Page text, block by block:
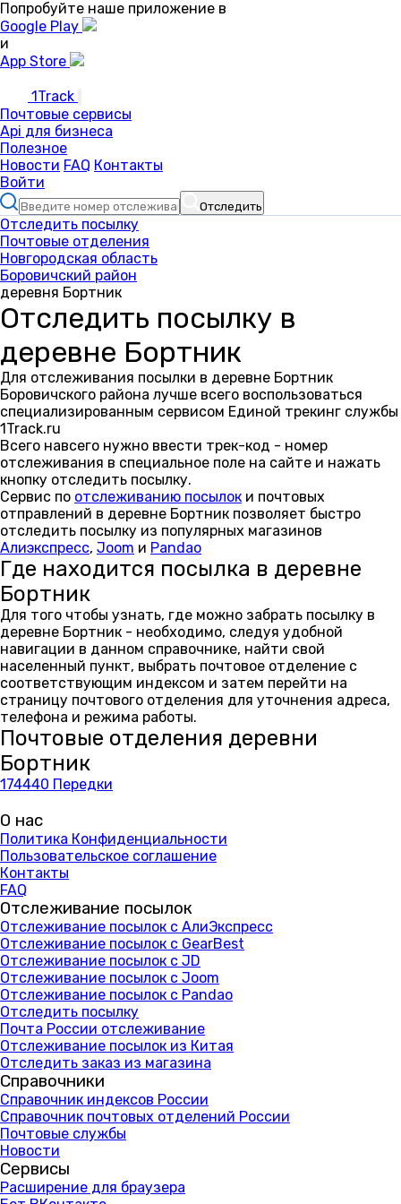
Попробуйте наше приложение в
Google Play
и
App Store
1Track
Почтовые сервисы
Api для бизнеса
Полезное
Новости FAQ Контакты
Войти
Отследить
Отследить посылку
Почтовые отделения
Новгородская область
Боровичский район
деревня Бортник
Отследить посылку в
деревне Бортник
Для отслеживания посылки в деревне Бортник
Боровичского района лучше всего воспользоваться
специализированным сервисом Единой трекинг службы
1Track.ru
Всего навсего нужно ввести трек-код - номер
отслеживания в специальное поле на сайте и нажать
кнопку отследить посылку.
Сервис по отслеживанию посылок и почтовых
отправлений в деревне Бортник позволяет быстро
отследить посылку из популярных магазинов
Алиэкспресс, Joom и Pandao
Где находится посылка в деревне
Бортник
Для того чтобы узнать, где можно забрать посылку в
деревне Бортник - необходимо, следуя удобной
навигации в данном справочнике, найти свой
населенный пункт, выбрать почтовое отделение с
соответствующим индексом и затем перейти на
страницу почтового отделения для уточнения адреса,
телефона и режима работы.
Почтовые отделения деревни
Бортник
174440 Передки
О нас
Политика Конфиденциальности
Пользовательское соглашение
Контакты
FAQ
Отслеживание посылок
Отслеживание посылок с АлиЭкспресс
Отслеживание посылок с GearBest
Отслеживание посылок с JD
Отслеживание посылок с Joom
Отслеживание посылок с Pandao
Отследить посылку
Почта России отслеживание
Отслеживание посылок из Китая
Отследить заказ из магазина
Справочники
Справочник индексов России
Справочник почтовых отделений России
Почтовые службы
Новости
Сервисы
Расширение для браузера